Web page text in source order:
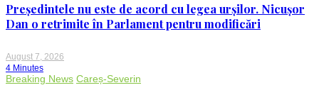
Președintele nu este de acord cu legea urșilor. Nicușor
Dan o retrimite în Parlament pentru modificări
August 7, 2026
4 Minutes
Breaking News Careș-Severin